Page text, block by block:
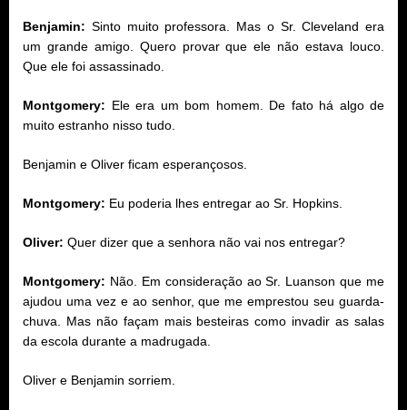
Benjamin: Sinto muito professora. Mas o Sr. Cleveland era
um grande amigo. Quero provar que ele não estava louco.
Que ele foi assassinado.
Montgomery: Ele era um bom homem. De fato há algo de
muito estranho nisso tudo.
Benjamin e Oliver ficam esperançosos.
Montgomery: Eu poderia lhes entregar ao Sr. Hopkins.
Oliver: Quer dizer que a senhora não vai nos entregar?
Montgomery: Não. Em consideração ao Sr. Luanson que me
ajudou uma vez e ao senhor, que me emprestou seu guarda-
chuva. Mas não façam mais besteiras como invadir as salas
da escola durante a madrugada.
Oliver e Benjamin sorriem.